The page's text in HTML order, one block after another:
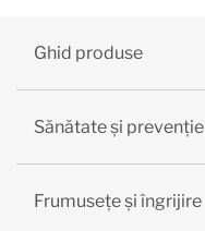
Ghid produse
Sănătate și prevenție
Frumusețe și îngrijire